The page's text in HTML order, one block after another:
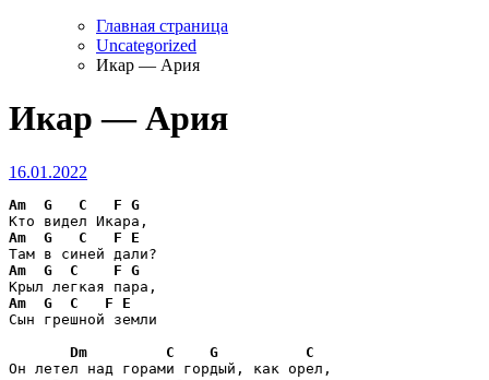
Главная страница
Uncategorized
Икар — Ария
Икар — Ария
16.01.2022
Am G C F G
Am
G C F
E
Am
G C F G
Am
G C F
E
Сын грешной земли
Dm
C G
C
Он летел над горами гордый, как орел,